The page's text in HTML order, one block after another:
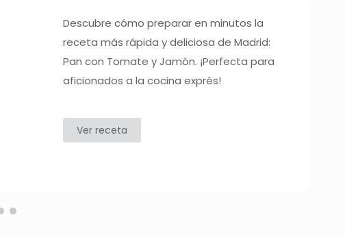
Descubre cómo preparar en minutos la
receta más rápida y deliciosa de Madrid:
Pan con Tomate y Jamón. ¡Perfecta para
aficionados a la cocina exprés!
Ver receta